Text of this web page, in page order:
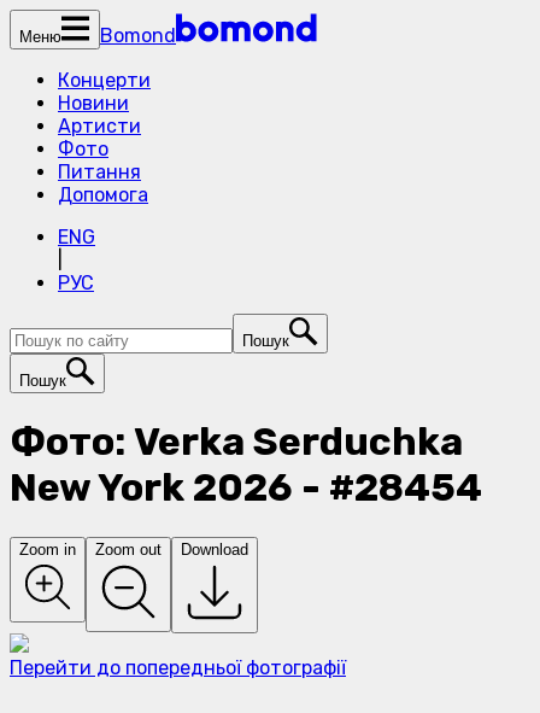
Меню
Bomond
Концерти
Новини
Артисти
Фото
Питання
Допомога
ENG
РУС
Пошук
Пошук
Фото: Verka Serduchka
New York 2026 - #28454
Zoom in Zoom out Download
Перейти до попередньої фотографії